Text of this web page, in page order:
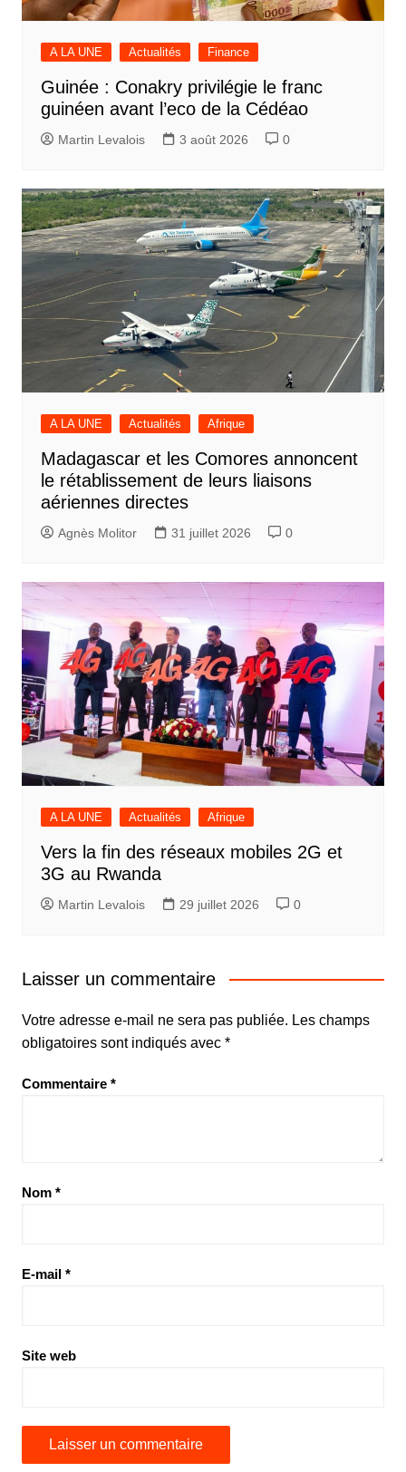
A LA UNE Actualités Finance
Guinée : Conakry privilégie le franc
guinéen avant l’eco de la Cédéao
Martin Levalois 3 août 2026 0
A LA UNE Actualités Afrique
Madagascar et les Comores annoncent
le rétablissement de leurs liaisons
aériennes directes
Agnès Molitor 31 juillet 2026 0
A LA UNE Actualités Afrique
Vers la fin des réseaux mobiles 2G et
3G au Rwanda
Martin Levalois 29 juillet 2026 0
Laisser un commentaire
Votre adresse e-mail ne sera pas publiée. Les champs
obligatoires sont indiqués avec *
Commentaire *
Nom *
E-mail *
Site web